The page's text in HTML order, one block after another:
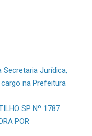
Jurídica,
na Prefeitura
SP Nº 1787
POR